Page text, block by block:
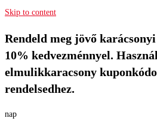
Skip to content
Rendeld meg jövő
10% kedvezménnyel.
elmulikkaracsony
rendelsedhez.
nap